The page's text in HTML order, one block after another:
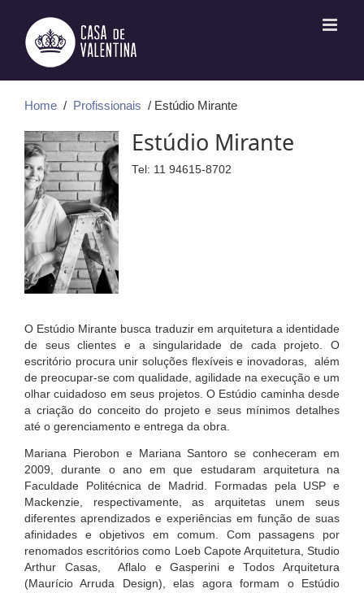
conteúdo
Home / Profissionais / Estúdio Mirante
Estúdio Mirante
Tel: 11 94615-8702
O Estúdio Mirante busca traduzir em arquitetura a identidade
de seus clientes e a singularidade de cada projeto. O
escritório procura unir soluções flexíveis e inovadoras, além
de preocupar-se com qualidade, agilidade na execução e um
olhar cuidadoso em seus projetos. O Estúdio caminha desde
a criação do conceito do projeto e seus mínimos detalhes
até o gerenciamento e entrega da obra.
Mariana Pierobon e Mariana Santoro se conheceram em
2009, durante o ano em que estudaram arquitetura na
Faculdade Politécnica de Madrid. Formadas pela USP e
Mackenzie, respectivamente, as arquitetas unem seus
diferentes aprendizados e experiências em função de suas
afinidades e objetivos em comum. Com passagens por
renomados escritórios como Loeb Capote Arquitetura, Studio
Arthur Casas, Aflalo e Gasperini e Todos Arquitetura
(Maurício Arruda Design), elas agora formam o Estúdio